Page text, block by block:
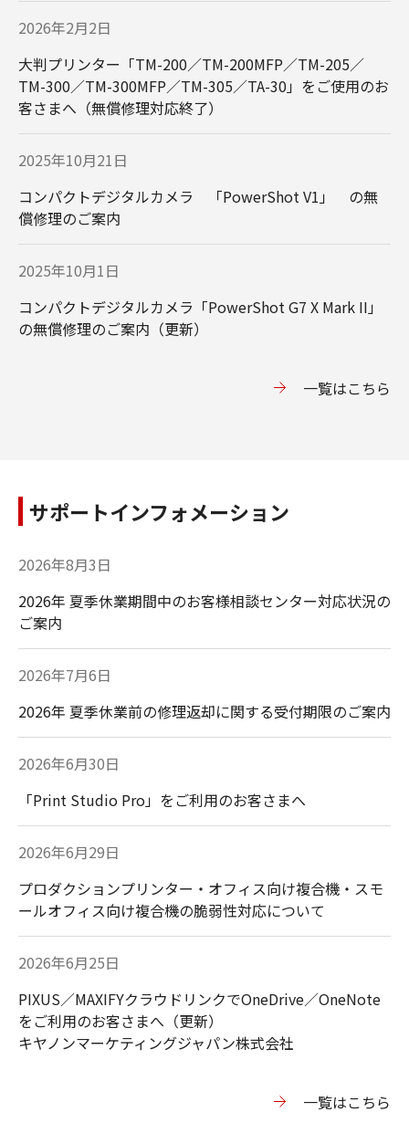
2026年2月2日
大判プリンター「TM-200／TM-200MFP／TM-205／
TM-300／TM-300MFP／TM-305／TA-30」をご使用のお
客さまへ（無償修理対応終了）
2025年10月21日
コンパクトデジタルカメラ 「PowerShot V1」 の無
償修理のご案内
2025年10月1日
コンパクトデジタルカメラ「PowerShot G7 X Mark II」
の無償修理のご案内（更新）
⼀覧はこちら
サポートインフォメーション
2026年8月3日
2026年 夏季休業期間中のお客様相談センター対応状況の
ご案内
2026年7月6日
2026年 夏季休業前の修理返却に関する受付期限のご案内
2026年6月30日
「Print Studio Pro」をご利用のお客さまへ
2026年6月29日
プロダクションプリンター・オフィス向け複合機・スモ
ールオフィス向け複合機の脆弱性対応について
2026年6月25日
PIXUS／MAXIFYクラウドリンクでOneDrive／OneNote
をご利用のお客さまへ（更新）
キヤノンマーケティングジャパン株式会社
⼀覧はこちら